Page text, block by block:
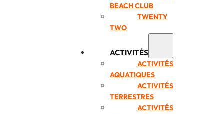
BEACH CLUB
TWENTY
TWO
ACTIVITÉS
ACTIVITÉS
AQUATIQUES
ACTIVITÉS
TERRESTRES
ACTIVITÉS